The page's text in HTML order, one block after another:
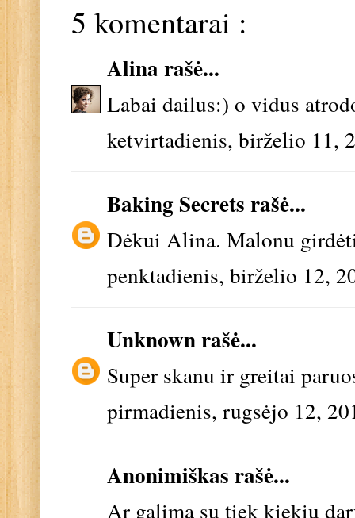
5 komentarai :
Alina rašė...
Labai dailus:) o vidus
ketvirtadienis, birželio 11,
Baking Secrets rašė...
Dėkui Alina. Malonu
penktadienis, birželio 12,
Unknownrašė...
Super skanu ir greitai
pirmadienis, rugsėjo 12,
Anonimiškas rašė...
Ar galima su tiek kiekių